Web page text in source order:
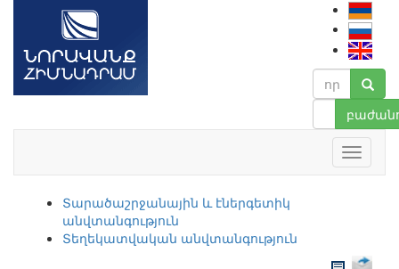
Տարածաշրջանային և էներգետիկ
անվտանգություն
Տեղեկատվական անվտանգություն